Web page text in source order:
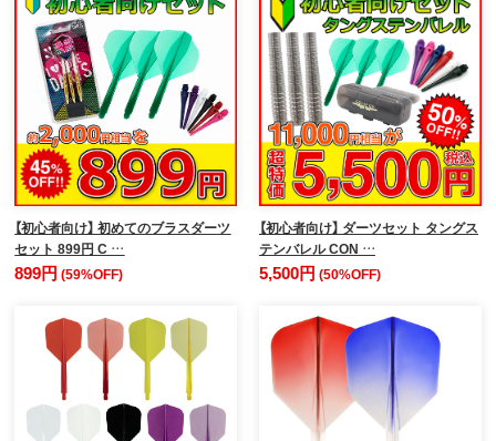
【初心者向け】 初めてのブラスダーツ
セット 899円 C …
899円(59%OFF)
【初心者向け】 ダーツセット タングス
テンバレル CON …
5,500円 (50%OFF)